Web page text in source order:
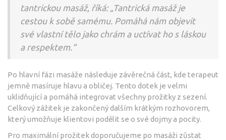
tantrickou masáž, říká: „Tantrická masáž je
cestou k sobě samému. Pomáhá nám objevit
své vlastní tělo jako chrám a uctívat ho s láskou
a respektem.“
Po hlavní fázi masáže následuje závěrečná část, kde terapeut
jemně masíruje hlavu a obličej. Tento dotek je velmi
uklidňující a pomáhá integrovat všechny prožitky z sezení.
Celkový zážitek je zakončený dalším krátkým rozhovorem,
který umožňuje klientovi podělit se o své dojmy a pocity.
Pro maximální prožitek doporučujeme po masáži zůstat